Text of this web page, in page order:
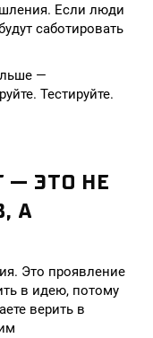
Если люди
саботировать
—
Тестируйте.
— ЭТО НЕ
А
Это проявление
в идею, потому
верить в